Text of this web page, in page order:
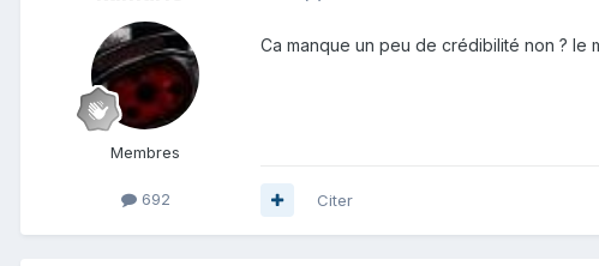
Membres
692
Ca manque un peu de crédibilité non ? le
Citer